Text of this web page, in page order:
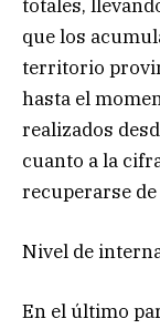
totales,
que los
territorio
hasta el
realizados
cuanto a la
recuperarse
Nivel de
En el último